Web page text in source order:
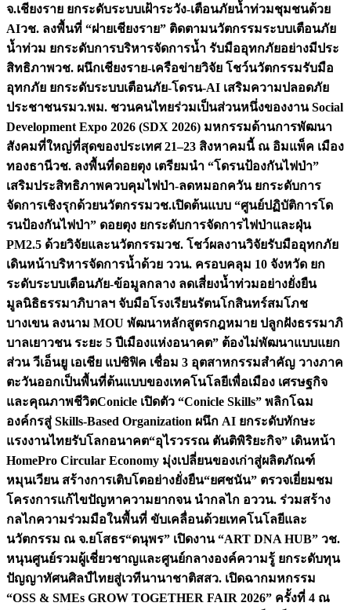
จ.เชียงราย ยกระดับระบบเฝ้าระวัง-เตือนภัยน้ำท่วมชุมชนด้วย
AIวช. ลงพื้นที่ “ฝายเชียงราย” ติดตามนวัตกรรมระบบเตือนภัย
น้ำท่วม ยกระดับการบริหารจัดการน้ำ รับมืออุทกภัยอย่างมีประ
สิทธิภาพวช. ผนึกเชียงราย-เครือข่ายวิจัย โชว์นวัตกรรมรับมือ
อุทกภัย ยกระดับระบบเตือนภัย-โดรน-AI เสริมความปลอดภัย
ประชาชนรมว.พม. ชวนคนไทยร่วมเป็นส่วนหนึ่งของงาน Social
Development Expo 2026 (SDX 2026) มหกรรมด้านการพัฒนา
สังคมที่ใหญ่ที่สุดของประเทศ 21–23 สิงหาคมนี้ ณ อิมแพ็ค เมือง
ทองธานีวช. ลงพื้นที่ดอยตุง เตรียมนำ “โดรนป้องกันไฟป่า”
เสริมประสิทธิภาพควบคุมไฟป่า-ลดหมอกควัน ยกระดับการ
จัดการเชิงรุกด้วยนวัตกรรมวช.เปิดต้นแบบ “ศูนย์ปฏิบัติการโด
รนป้องกันไฟป่า” ดอยตุง ยกระดับการจัดการไฟป่าและฝุ่น
PM2.5 ด้วยวิจัยและนวัตกรรมวช. โชว์ผลงานวิจัยรับมืออุทกภัย
เดินหน้าบริหารจัดการน้ำด้วย ววน. ครอบคลุม 10 จังหวัด ยก
ระดับระบบเตือนภัย-ข้อมูลกลาง ลดเสี่ยงน้ำท่วมอย่างยั่งยืน
มูลนิธิธรรมาภิบาลฯ จับมือโรงเรียนรัตนโกสินทร์สมโภช
บางเขน ลงนาม MOU พัฒนาหลักสูตรกฎหมาย ปลูกฝังธรรมาภิ
บาลเยาวชน ระยะ 5 ปีเมืองแห่งอนาคต” ต้องไม่พัฒนาแบบแยก
ส่วน วีเอ็นยู เอเชีย แปซิฟิค เชื่อม 3 อุตสาหกรรมสำคัญ วางภาค
ตะวันออกเป็นพื้นที่ต้นแบบของเทคโนโลยีเพื่อเมือง เศรษฐกิจ
และคุณภาพชีวิตConicle เปิดตัว “Conicle Skills” พลิกโฉม
องค์กรสู่ Skills-Based Organization ผนึก AI ยกระดับทักษะ
แรงงานไทยรับโลกอนาคต“อุไรวรรณ ตันติพิริยะกิจ” เดินหน้า
HomePro Circular Economy มุ่งเปลี่ยนของเก่าสู่ผลิตภัณฑ์
หมุนเวียน สร้างการเติบโตอย่างยั่งยืน“ยศชนัน” ตรวจเยี่ยมชม
โครงการแก้ไขปัญหาความยากจน นำกลไก อววน. ร่วมสร้าง
กลไกความร่วมมือในพื้นที่ ขับเคลื่อนด้วยเทคโนโลยีและ
นวัตกรรม ณ จ.ยโสธร“ดนุพร” เปิดงาน “ART DNA HUB” วช.
หนุนศูนย์รวมผู้เชี่ยวชาญและศูนย์กลางองค์ความรู้ ยกระดับทุน
ปัญญาทัศนศิลป์ไทยสู่เวทีนานาชาติสสว. เปิดฉากมหกรรม
“OSS & SMEs GROW TOGETHER FAIR 2026” ครั้งที่ 4 ณ